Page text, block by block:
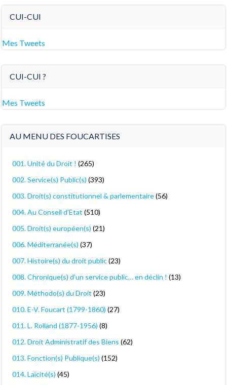
CUI-CUI
Mes Tweets
CUI-CUI ?
Mes Tweets
AU MENU DES FOUCARTISES
001. Unité du Droit ! (265)
002. Service(s) Public(s) (393)
003. Droit(s) constitutionnel & parlementaire(56)
004. Au Conseil d'Etat (510)
005. Droit(s) européen(s) (21)
006. Méditerranée(s) (37)
007. Histoire(s) du droit public(23)
008. Chronique(s) d'un service public… en déclin ! (13)
009. Méthodo(s) du Droit (23)
010. E-V. Foucart (1799-1860) (27)
011. L. Rolland (1877-1956) (8)
012. Droit Administratif des Biens (62)
013. Fonction(s) Publique(s) (152)
014. Laïcité(s) (45)